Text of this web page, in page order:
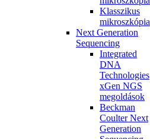
Klasszikus
mikroszkópia
Next Generation
Sequencing
Integrated
DNA
Technologies
xGen NGS
megoldások
Beckman
Coulter Next
Generation